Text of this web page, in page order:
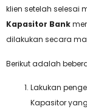
klien setelah selesai
Kapasitor Bank
dilakukan secara
Berikut adalah
Lakukan
Kapasitor